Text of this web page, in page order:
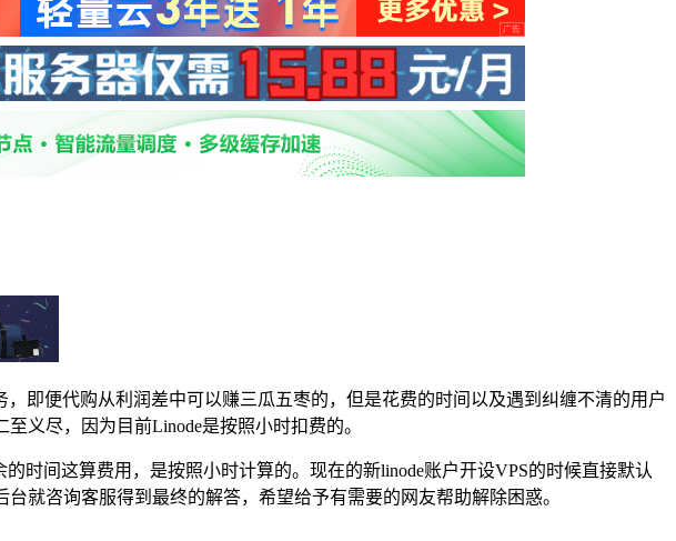
即便代购从利润差中可以赚三瓜五枣的，但是花费的时间以及遇到纠缠不清的用户
义尽，因为目前Linode是按照小时扣费的。
时间这算费用，是按照小时计算的。现在的新linode账户开设VPS的时候直接默认
就咨询客服得到最终的解答，希望给予有需要的网友帮助解除困惑。